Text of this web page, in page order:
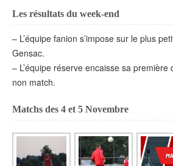
Agenda 2026
Contact
Les résultats du week-end
– L’équipe fanion s’impose sur le plus
Gensac.
– L’équipe réserve encaisse sa
non match.
Matchs des 4 et 5 Novembre